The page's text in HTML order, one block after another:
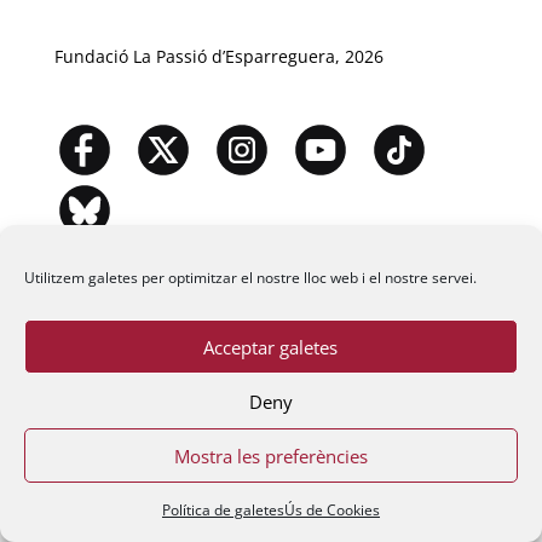
Utilitzem galetes per optimitzar el nostre lloc web i el nostre servei.
Acceptar galetes
Deny
Mostra les preferències
Política de galetesÚs de Cookies
Fundació La Passió d’Esparreguera, 2026